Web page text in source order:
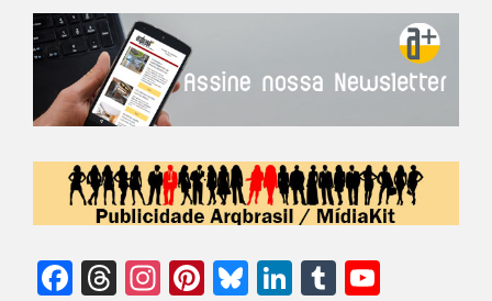
Facebook
Threads
Instagram
Pinterest
Bluesky
LinkedIn
Tumblr